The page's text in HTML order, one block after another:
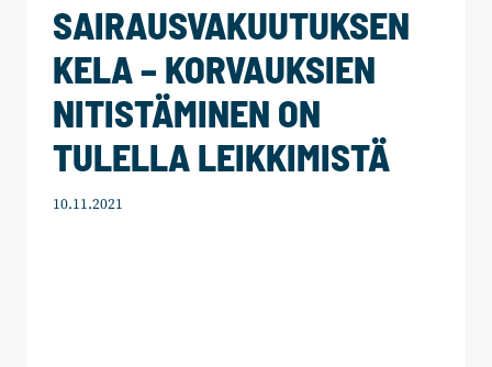
SAIRAUSVAKUUTUKSEN
KELA – KORVAUKSIEN
NITISTÄMINEN ON
TULELLA LEIKKIMISTÄ
10.11.2021